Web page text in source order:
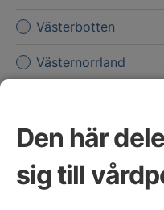
Den här
sig till
Västerbotten
Västernorrland
Västra Götaland
Örebro län